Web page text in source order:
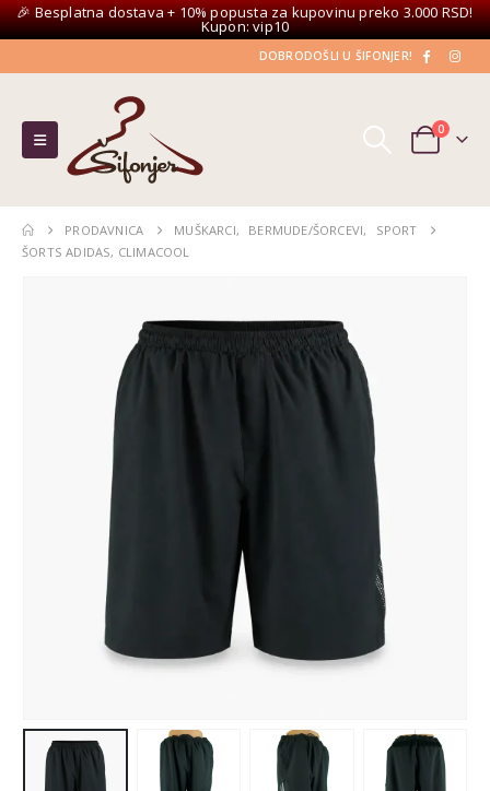
🎉 Besplatna dostava + 10% popusta za kupovinu preko 3.000 RSD!
Kupon: vip10
DOBRODOŠLI U ŠIFONJER!
0
PRODAVNICA MUŠKARCI, BERMUDE/ŠORCEVI,
SPORT
ŠORTS ADIDAS, CLIMACOOL